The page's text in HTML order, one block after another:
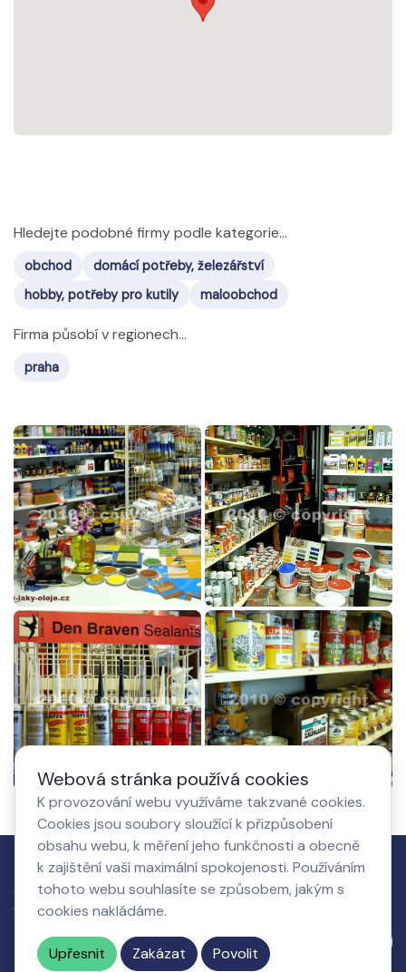
Webová stránka používá cookies
K provozování webu využíváme takzvané cookies.
Cookies jsou soubory sloužící k přizpůsobení
obsahu webu, k měření jeho funkčnosti a obecně
k zajištění vaší maximální spokojenosti. Používáním
tohoto webu souhlasíte se způsobem, jakým s
cookies nakládáme.
Upřesnit Zakázat Povolit
Hledejte podobné firmy podle kategorie...
obchod
domácí potřeby, železářství
hobby, potřeby pro kutily
maloobchod
Firma působí v regionech...
praha
Jak to
funguje
Co získá
podnikatel
O nás,
Nastavení